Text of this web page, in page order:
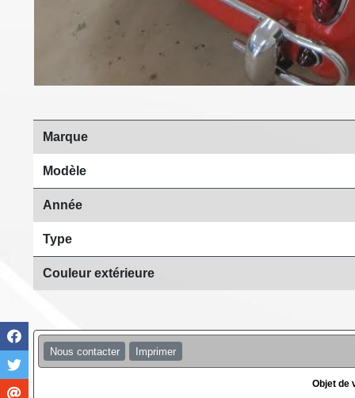
Marque
Modèle
Année
Type
Couleur extérieure
Nous contacter Imprimer
Objet de